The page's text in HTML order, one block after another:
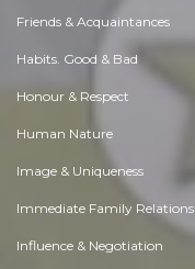
Friends & Acquaintances
Habits. Good & Bad
Honour & Respect
Human Nature
Image & Uniqueness
Immediate Family Relations
Influence & Negotiation